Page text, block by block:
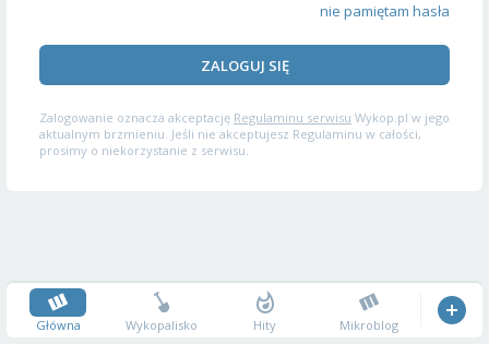
nie pamiętam hasła
ZALOGUJ SIĘ
Zalogowanie oznacza akceptację Regulaminu serwisu Wykop.pl w jego
aktualnym brzmieniu. Jeśli nie akceptujesz Regulaminu w całości,
prosimy o niekorzystanie z serwisu.
Główna Wykopalisko Hity Mikroblog